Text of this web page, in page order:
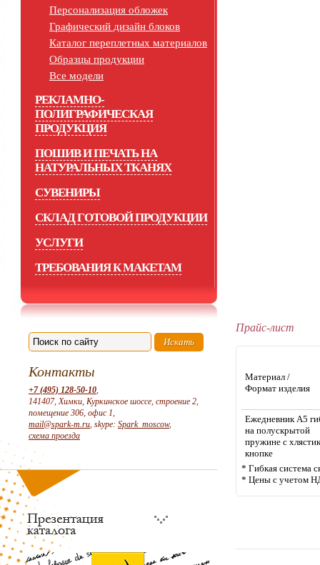
Персонализация обложек
Графический дизайн блоков
Каталог переплетных материалов
Образцы продукции
Все модели
РЕКЛАМНО-
ПОЛИГРАФИЧЕСКАЯ
ПРОДУКЦИЯ
ПОШИВ И ПЕЧАТЬ НА
НАТУРАЛЬНЫХ ТКАНЯХ
СУВЕНИРЫ
СКЛАД ГОТОВОЙ ПРОДУКЦИИ
УСЛУГИ
ТРЕБОВАНИЯ К МАКЕТАМ
Контакты
+7 (495) 128-50-10,
141407, Химки, Куркинское шоссе, строение 2,
помещение 306, офис 1,
mail@spark-m.ru, skype: Spark_moscow,
схема проезда
Прайс-лист
Материал /
Формат изделия
Ежедневник А5
на полускрытой
пружине с
кнопке
* Гибкая система
* Цены с учетом